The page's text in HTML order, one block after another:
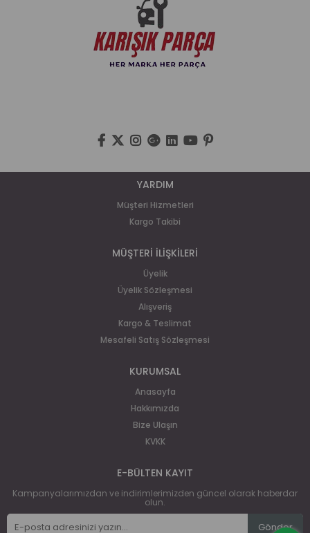
YARDIM
Müşteri Hizmetleri
Kargo Takibi
MÜŞTERİ İLİŞKİLERİ
Üyelik
Üyelik Sözleşmesi
Alışveriş
Kargo & Teslimat
Mesafeli Satış Sözleşmesi
KURUMSAL
Anasayfa
Hakkımızda
Bize Ulaşın
KVKK
E-BÜLTEN KAYIT
Kampanyalarımızdan ve indirimlerimizden güncel olarak haberdar
olun.
Gönder